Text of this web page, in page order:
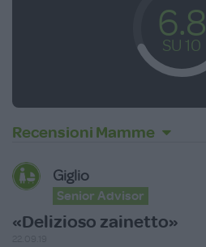
6.8
SU 10
Recensioni Mamme
Giglio
Senior Advisor
«Delizioso zainetto»